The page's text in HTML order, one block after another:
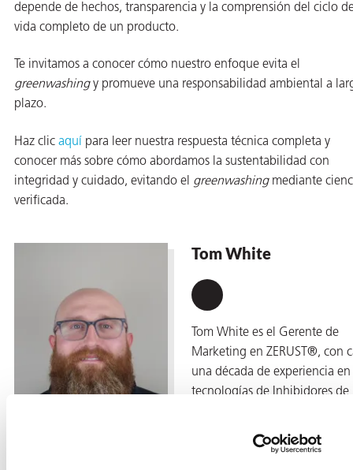
depende de hechos, transparencia y la comprensión del ciclo
vida completo de un producto.
Te invitamos a conocer cómo nuestro enfoque evita el
greenwashingy promueve una responsabilidad ambiental a
plazo.
Haz clic aquí para leer nuestra respuesta técnica completa y
conocer más sobre cómo abordamos la sustentabilidad con
integridad y cuidado, evitando el greenwashingmediante
verificada.
Tom White
Tom White es el Gerente de
Marketing en ZERUST®, con
una década de experiencia en
tecnologías de Inhibidores de
soluciones de prevención de
corrosión. Cuenta con una